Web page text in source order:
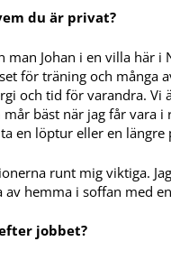
du är privat?
man Johan i en villa här
för träning och många
och tid för varandra. Vi
mår bäst när jag får vara
en löptur eller en
runt mig viktiga.
hemma i soffan med
jobbet?